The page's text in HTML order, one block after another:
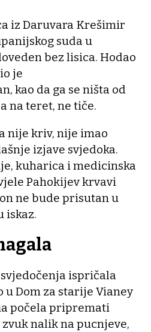
iz Daruvara Krešimir
suda u
bez lisica. Hodao
je
kao da ga se ništa od
na teret, ne tiče.
nije kriv, nije imao
izjave svjedoka.
kuharica i medicinska
Pahokijev krvavi
ne bude prisutan u
iskaz.
ispričala
u Dom za starije Vianey
počela pripremati
nalik na pucnjeve,